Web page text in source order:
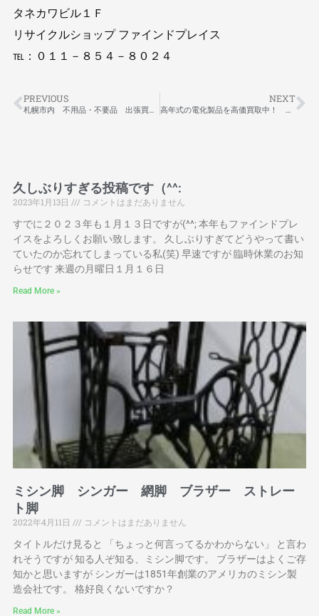
タネカワビル１Ｆ
リサイクルショップ ファインドプレイス
℡：０１１－８５４－８０２４
PREVIOUS
札幌市内 不用品・不要品 出張買取
NEXT
高年式の電化製品を高価買取中！ 札幌市内近郊へ出張買取対応致します！
久しぶりすぎる投稿です（^^:
2023年1月13日
コメントはまだありません
すでに２０２３年も１月１３日ですが(^^; 本年もファインドプレ
イスをよろしくお願い致します。 久しぶりすぎてどうやって書い
ていたのか忘れてしまっている私(笑) 早速ですが 臨時休業のお知
らせです 来週の月曜日１月１６日
Read More »
ミシン脚 シンガー 網脚 ブラザー ストレー
ト脚
2022年4月11日
コメントはまだありません
タイトルだけ見ると 「ちょっと何言ってるかわからない」 と言わ
れそうですが 知る人ぞ知る、ミシン脚です。 ブラザーはよくご存
知かと思いますが シンガーは1851年創業のアメリカのミシン製
造会社です。 格好良くないですか？
Read More »